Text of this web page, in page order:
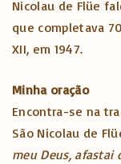
Nicolau de Flüe
que completava
XII, em 1947.
Minha oração
Encontra-se na
São Nicolau de
meu Deus,